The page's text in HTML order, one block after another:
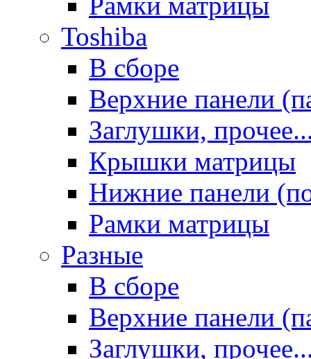
Toshiba
В сборе
Верхние панели
Заглушки,
Крышки матрицы
Нижние панели
Рамки матрицы
Разные
В сборе
Верхние панели
Заглушки,